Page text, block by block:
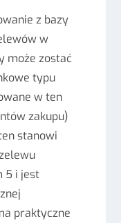
z bazy
w
może zostać
typu
w ten
zakupu)
stanowi
5 i jest
praktyczne